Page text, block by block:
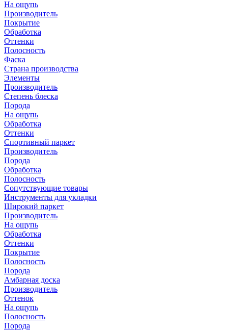
На ощупь
Производитель
Покрытие
Обработка
Оттенки
Полосность
Фаска
Страна производства
Элементы
Производитель
Степень блеска
Порода
На ощупь
Обработка
Оттенки
Спортивный паркет
Производитель
Порода
Обработка
Полосность
Сопутствующие товары
Инструменты для укладки
Широкий паркет
Производитель
На ощупь
Обработка
Оттенки
Покрытие
Полосность
Порода
Амбарная доска
Производитель
Оттенок
На ощупь
Полосность
Порода